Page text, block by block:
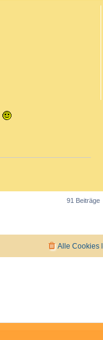
91 Beiträge
Alle Cookies